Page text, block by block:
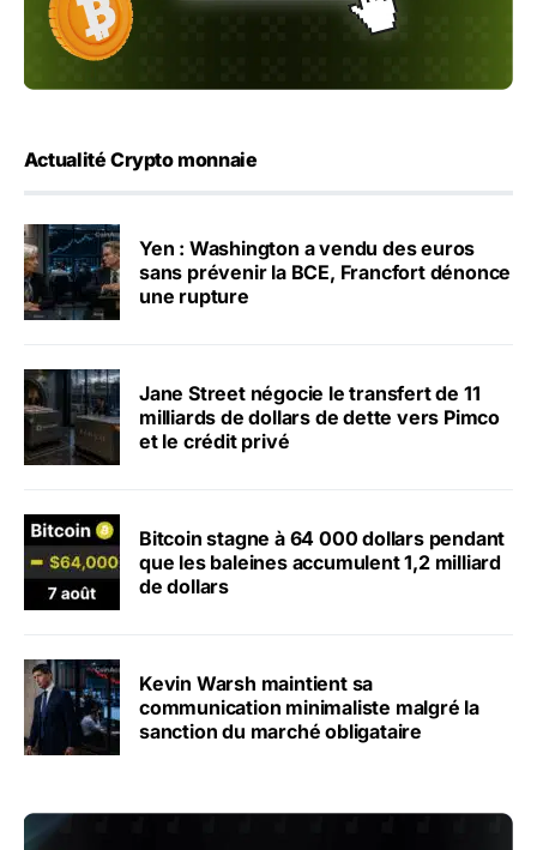
Actualité Crypto monnaie
Yen : Washington a vendu des euros
sans prévenir la BCE, Francfort dénonce
une rupture
Jane Street négocie le transfert de 11
milliards de dollars de dette vers Pimco
et le crédit privé
Bitcoin stagne à 64 000 dollars pendant
que les baleines accumulent 1,2 milliard
de dollars
Kevin Warsh maintient sa
communication minimaliste malgré la
sanction du marché obligataire